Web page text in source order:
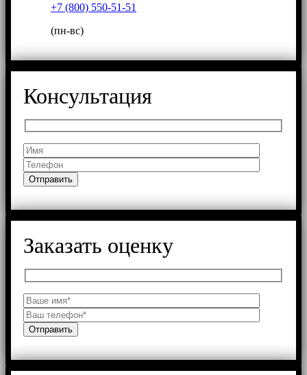
+7 (800) 550-51-51
(пн-вс)
Консультация
Заказать оценку